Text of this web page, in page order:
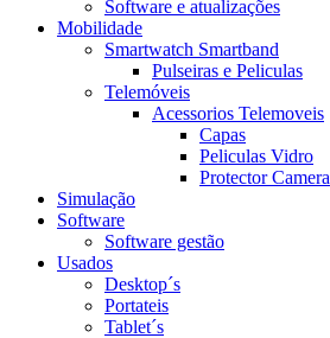
Software e atualizações
Mobilidade
Smartwatch Smartband
Pulseiras e Peliculas
Telemóveis
Acessorios Telemoveis
Capas
Peliculas Vidro
Protector Camera
Simulação
Software
Software gestão
Usados
Desktop´s
Portateis
Tablet´s